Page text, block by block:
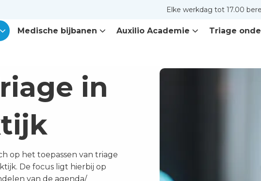
Elke werkdag tot 17.00
Medische bijbanen Auxilio Academie Triage
in
op het toepassen van triage
De focus ligt hierbij op
van de agenda/